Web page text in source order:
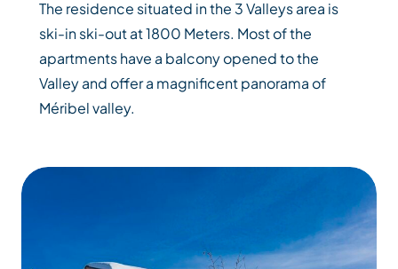
The residence situated in the 3 Valleys area is
ski-in ski-out at 1800 Meters. Most of the
apartments have a balcony opened to the
Valley and offer a magnificent panorama of
Méribel valley.